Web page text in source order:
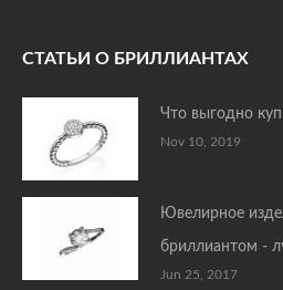
СТАТЬИ О БРИЛЛИАНТАХ
Что выгодно
Nov 10, 2019
Ювелирное
бриллиантом -
Jun 25, 2017